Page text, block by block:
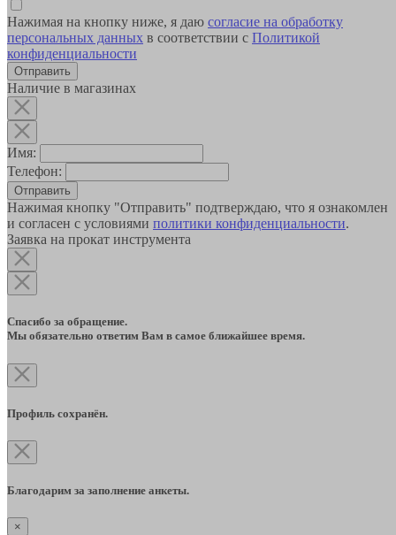
Нажимая на кнопку ниже, я даю согласие на обработку
персональных данных в соответствии с Политикой
конфиденциальности
Наличие в магазинах
Имя:
Телефон:
Отправить
Нажимая кнопку "Отправить" подтверждаю, что я ознакомлен
и согласен с условиями политики конфиденциальности.
Заявка на прокат инструмента
Спасибо за обращение.
Мы обязательно ответим Вам в самое ближайшее время.
Профиль сохранён.
Благодарим за заполнение анкеты.
×